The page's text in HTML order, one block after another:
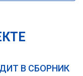
В СБОРНИК